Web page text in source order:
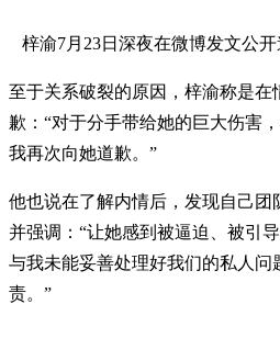
梓渝7月23日深夜在微博发文公开
至于关系破裂的原因，梓渝称是在
歉：“对于分手带给她的巨大伤害
我再次向她道歉。”
他也说在了解内情后，发现自己团
并强调：“让她感到被逼迫、被引
与我未能妥善处理好我们的私人问
责。”